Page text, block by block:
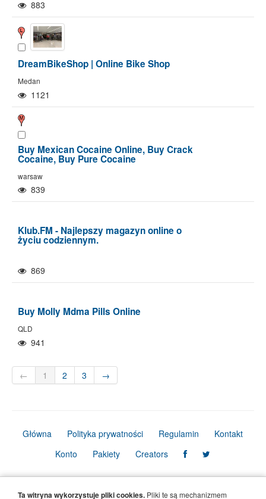
883
DreamBikeShop | Online Bike Shop
Medan
1121
Buy Mexican Cocaine Online, Buy Crack
Cocaine, Buy Pure Cocaine
warsaw
839
Klub.FM - Najlepszy magazyn online o
życiu codziennym.
869
Buy Molly Mdma Pills Online
QLD
941
← 1 2 3 →
Główna Polityka prywatności Regulamin
Kontakt
Konto
Pakiety Creators
Ta witryna wykorzystuje pliki cookies. Pliki te są mechanizmem